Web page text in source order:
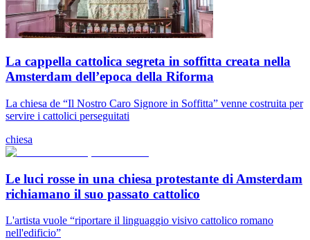
La cappella cattolica segreta in soffitta creata nella
Amsterdam dell’epoca della Riforma
La chiesa de “Il Nostro Caro Signore in Soffitta” venne costruita per
servire i cattolici perseguitati
chiesa
Le luci rosse in una chiesa protestante di Amsterdam
richiamano il suo passato cattolico
L'artista vuole “riportare il linguaggio visivo cattolico romano
nell'edificio”